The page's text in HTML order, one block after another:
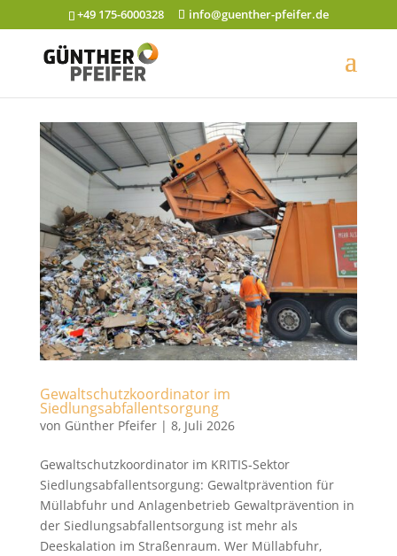
+49 175-6000328 info@guenther-pfeifer.de
Gewaltschutzkoordinator im
Siedlungsabfallentsorgung
von Günther Pfeifer| 8, Juli 2026
Gewaltschutzkoordinator im KRITIS‑Sektor
Siedlungsabfallentsorgung: Gewaltprävention für
Müllabfuhr und Anlagenbetrieb Gewaltprävention in
der Siedlungsabfallentsorgung ist mehr als
Deeskalation im Straßenraum. Wer Müllabfuhr,